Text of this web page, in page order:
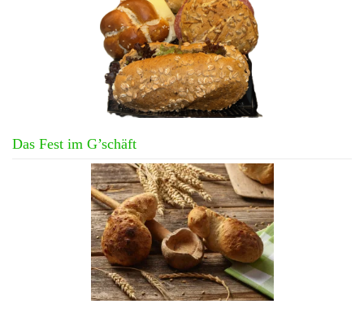
Das Fest im G’schäft